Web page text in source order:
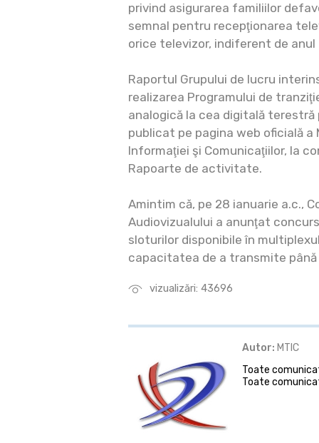
vizualizări: 43696
privind asigurarea familiilor
semnal pentru recepţionarea
orice televizor, indiferent de anul
Raportul Grupului de lucru
realizarea Programului de
analogică la cea digitală
publicat pe pagina web oficială a
Informaţiei şi Comunicaţiilor, la
Rapoarte de activitate.
Amintim că, pe 28 ianuarie a.c.,
Audiovizualului a anunţat
sloturilor disponibile în
capacitatea de a transmite până
Autor: MTIC
Toate
Toate